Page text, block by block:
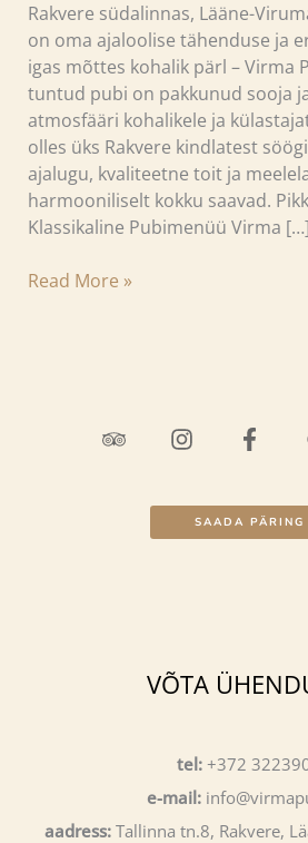
Rakvere südalinnas, Lääne-
on oma ajaloolise tähenduse ja
igas mõttes kohalik pärl – Virma
tuntud pubi on pakkunud sooja
atmosfääri kohalikele ja
olles üks Rakvere kindlatest
ajalugu, kvaliteetne toit ja
harmooniliselt kokku saavad.
Klassikaline Pubimenüü Virma […]
Read More »
SAADA PÄRING
VÕTA
tel: +372
e-mail:
aadress: Tallinna tn.8, Rakvere,